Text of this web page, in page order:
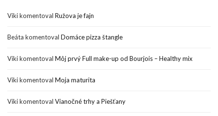
Vikikomentoval Ružova je fajn
Beáta komentoval Domáce pizza štangle
Vikikomentoval Môj prvý Full make-up od Bourjois – Healthy mix
Vikikomentoval Moja maturita
Vikikomentoval Vianočné trhy a Piešťany